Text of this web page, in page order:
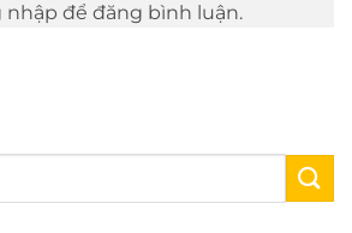
nhập để đăng bình luận.